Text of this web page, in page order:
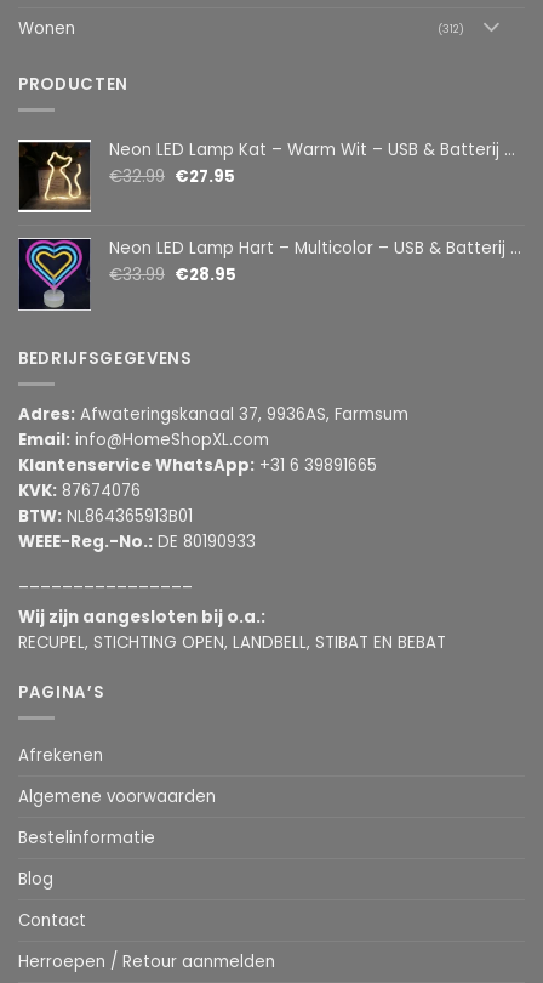
Wonen (312)
PRODUCTEN
Neon LED Lamp Kat – Warm Wit – USB & Batterij – Decoratieve Tafellamp voor Kinderkamer – 28,5 x 24,5 cm
€32.99 €27.95
Neon LED Lamp Hart – Multicolor – USB & Batterij – Hartvormige Sfeerlamp – Kinderkamer & Slaapkamer – 25,2 x 23 cm
€33.99 €28.95
BEDRIJFSGEGEVENS
Adres: Afwateringskanaal 37, 9936AS, Farmsum
Email: info@HomeShopXL.com
Klantenservice WhatsApp: +31 6 39891665
KVK: 87674076
BTW: NL864365913B01
WEEE-Reg.-No.: DE 80190933
Wij zijn aangesloten bij o.a.:
RECUPEL, STICHTING OPEN, LANDBELL, STIBAT EN BEBAT
PAGINA’S
Afrekenen
Algemene voorwaarden
Bestelinformatie
Blog
Contact
Herroepen / Retour aanmelden